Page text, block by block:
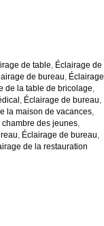
de table, Éclairage de
de bureau, Éclairage
de la table de bricolage,
, Éclairage de bureau,
la maison de vacances,
chambre des jeunes,
, Éclairage de bureau,
de la restauration